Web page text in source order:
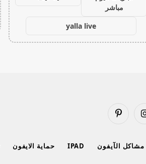
مباشر
yalla live
الانستغرامبينتيريست
مشاكل الآيفون IPAD حماية الايفون